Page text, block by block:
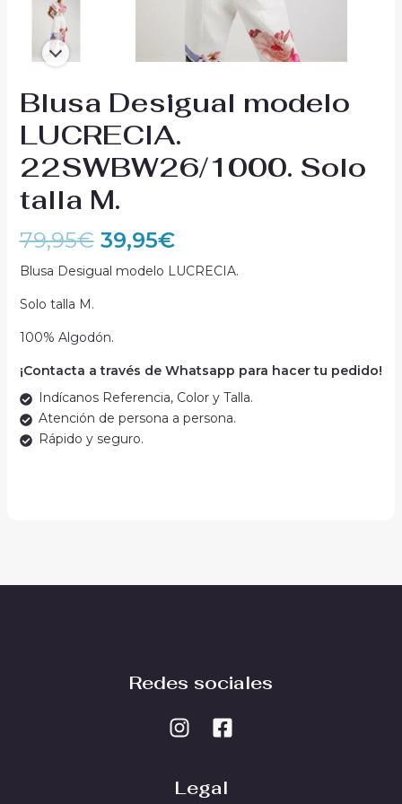
Blusa Desigual modelo
LUCRECIA.
22SWBW26/1000. Solo
talla M.
79,95€ 39,95€
Blusa Desigual modelo LUCRECIA.
Solo talla M.
100% Algodón.
¡Contacta a través de Whatsapp para hacer tu pedido!
Indícanos Referencia, Color y Talla.
Atención de persona a persona.
Rápido y seguro.
Redes sociales
Legal